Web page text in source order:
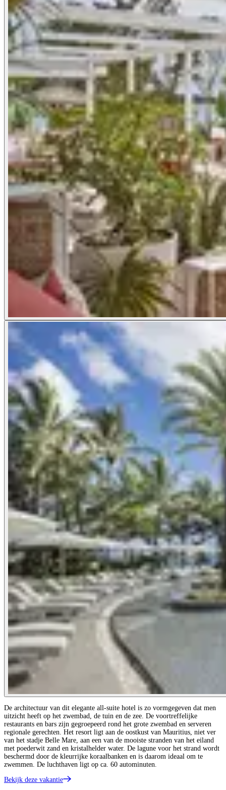
De architectuur van dit elegante all-suite hotel is zo vormgegeven dat men
uitzicht heeft op het zwembad, de tuin en de zee. De voortreffelijke
restaurants en bars zijn gegroepeerd rond het grote zwembad en serveren
regionale gerechten. Het resort ligt aan de oostkust van Mauritius, niet ver
van het stadje Belle Mare, aan een van de mooiste stranden van het eiland
met poederwit zand en kristalhelder water. De lagune voor het strand wordt
beschermd door de kleurrijke koraalbanken en is daarom ideaal om te
zwemmen. De luchthaven ligt op ca. 60 autominuten.
Bekijk deze vakantie